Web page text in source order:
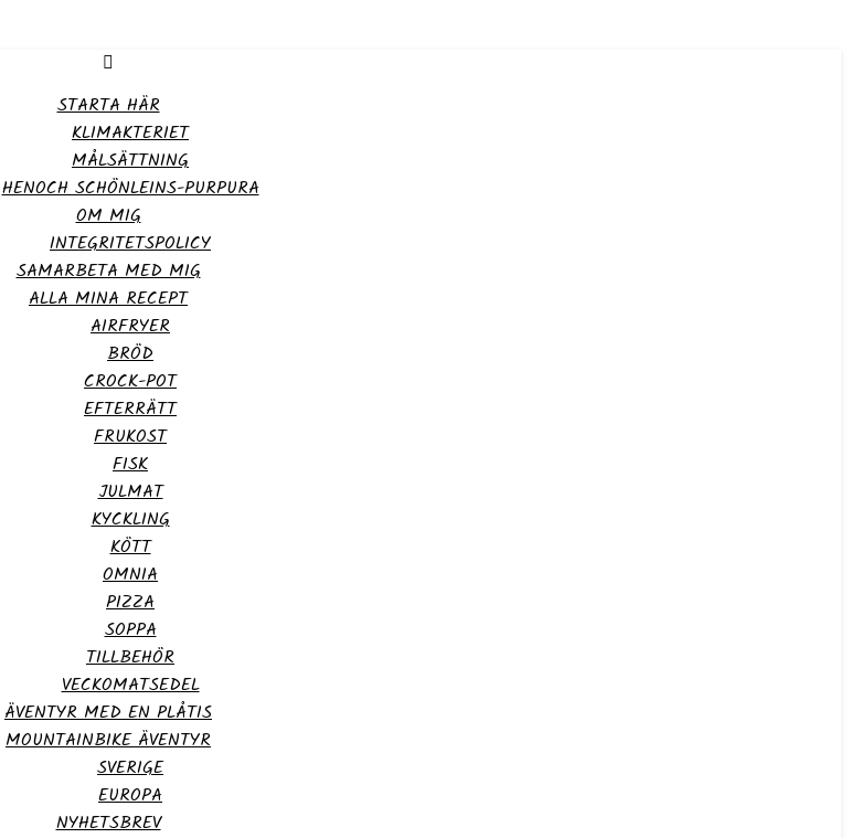
STARTA HÄR
KLIMAKTERIET
MÅLSÄTTNING
HENOCH SCHÖNLEINS-PURPURA
OM MIG
INTEGRITETSPOLICY
SAMARBETA MED MIG
ALLA MINA RECEPT
AIRFRYER
BRÖD
CROCK-POT
EFTERRÄTT
FRUKOST
FISK
JULMAT
KYCKLING
KÖTT
OMNIA
PIZZA
SOPPA
TILLBEHÖR
VECKOMATSEDEL
ÄVENTYR MED EN PLÅTIS
MOUNTAINBIKE ÄVENTYR
SVERIGE
EUROPA
NYHETSBREV